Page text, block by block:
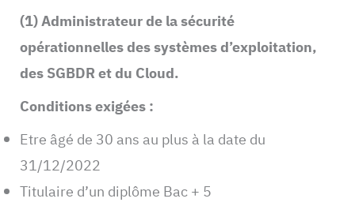
(1) Administrateur de la sécurité
opérationnelles des systèmes d’exploitation,
des SGBDR et du Cloud.
Conditions exigées :
Etre âgé de 30 ans au plus à la date du
31/12/2022
Titulaire d’un diplôme Bac + 5